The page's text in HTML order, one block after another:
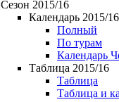
Сезон 2015/16
Календарь 2015/16
Полный
По турам
Календарь
Таблица 2015/16
Таблица
Таблица и